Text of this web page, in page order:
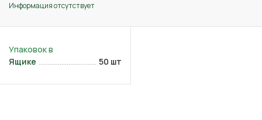
Информация отсутствует
Ящике 50 шт